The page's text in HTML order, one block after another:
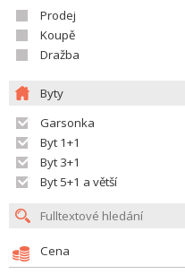
Prodej
Koupě
Dražba
Byty
Garsonka
Byt 1+1
Byt 3+1
Byt 5+1 a větší
Cena